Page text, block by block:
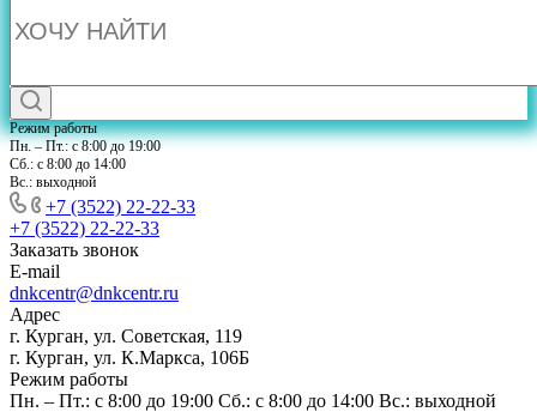
Режим работы
Пн. – Пт.: с 8:00 до 19:00
Сб.: с 8:00 до 14:00
Вс.: выходной
+7 (3522) 22-22-33
+7 (3522) 22-22-33
Заказать звонок
E-mail
dnkcentr@dnkcentr.ru
Адрес
г. Курган, ул. Советская, 119
г. Курган, ул. К.Маркса, 106Б
Режим работы
Пн. – Пт.: с 8:00 до 19:00 Сб.: с 8:00 до 14:00 Вс.: выходной